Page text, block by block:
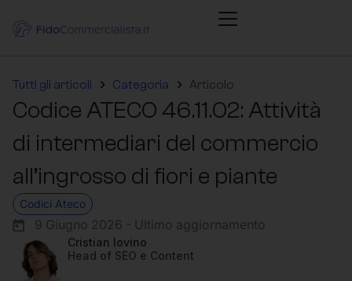
Tutti gli articoli Categoria Articolo
Codice ATECO 46.11.02: Attività
di intermediari del commercio
all’ingrosso di fiori e piante
Codici Ateco
9 Giugno 2026 - Ultimo aggiornamento
Cristian Iovino
Head of SEO e Content